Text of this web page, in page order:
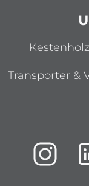
Transporter &